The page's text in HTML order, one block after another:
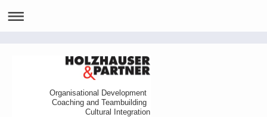
Organisational Development
Coaching and Teambuilding
Cultural Integration